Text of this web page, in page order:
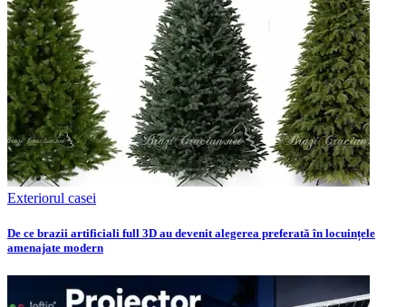
Exteriorul casei
De ce brazii artificiali full 3D au devenit alegerea preferată în locuințele
amenajate modern